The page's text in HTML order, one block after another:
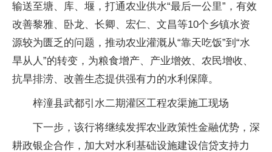
输送至塘、库、堰，打通农业供水“最后一公里”，有效
改善黎雅、卧龙、长卿、宏仁、文昌等10个乡镇水资
源较为匮乏的问题，推动农业灌溉从“靠天吃饭”到“水
旱从人”的转变，为粮食增产、产业增效、农民增收、
抗旱排涝、改善生态提供强有力的水利保障。
梓潼县武都引水二期灌区工程农渠施工现场
下一步，该行将继续发挥农业政策性金融优势，深
耕政银企合作，加大对水利基础设施建设信贷支持力